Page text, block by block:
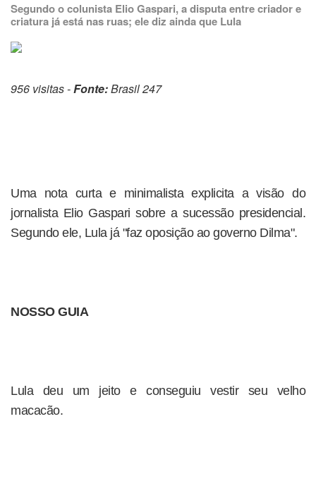
Segundo o colunista Elio Gaspari, a disputa entre criador e
criatura já está nas ruas; ele diz ainda que Lula
956 visitas -Fonte:Brasil 247
Uma nota curta e minimalista explicita a visão do
jornalista Elio Gaspari sobre a sucessão presidencial.
Segundo ele, Lula já "faz oposição ao governo Dilma".
NOSSO GUIA
Lula deu um jeito e conseguiu vestir seu velho
macacão.